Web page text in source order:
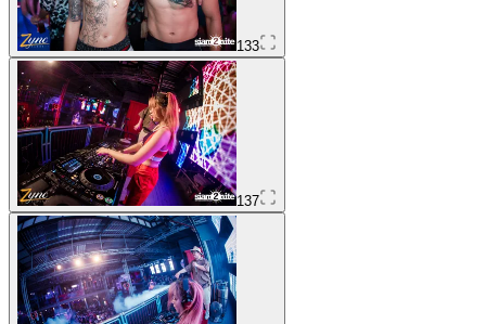
133
137